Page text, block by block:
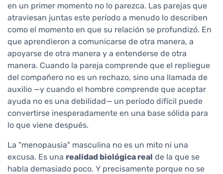
en un primer momento no lo parezca. Las parejas que
atraviesan juntas este período a menudo lo describen
como el momento en que su relación se profundizó. En
que aprendieron a comunicarse de otra manera, a
apoyarse de otra manera y a entenderse de otra
manera. Cuando la pareja comprende que el repliegue
del compañero no es un rechazo, sino una llamada de
auxilio —y cuando el hombre comprende que aceptar
ayuda no es una debilidad— un período difícil puede
convertirse inesperadamente en una base sólida para
lo que viene después.
La "menopausia" masculina no es un mito ni una
excusa. Es una realidad biológica real de la que se
habla demasiado poco. Y precisamente porque no se